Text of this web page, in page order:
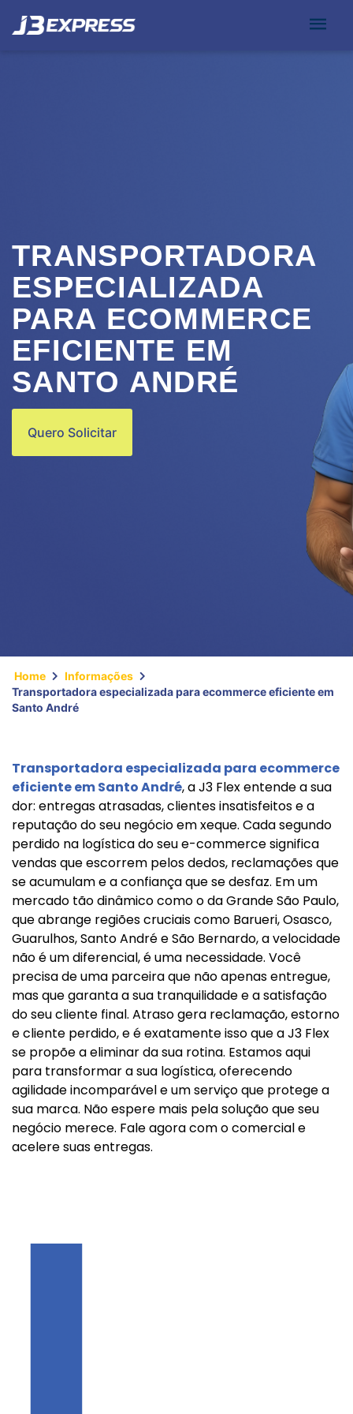
TRANSPORTADORA
ESPECIALIZADA
PARA ECOMMERCE
EFICIENTE EM
SANTO ANDRÉ
Quero Solicitar
Home
Informações
Transportadora especializada para ecommerce eficiente em
Santo André
Transportadora especializada para ecommerce
eficiente em Santo André, a J3 Flex entende a sua
dor: entregas atrasadas, clientes insatisfeitos e a
reputação do seu negócio em xeque. Cada segundo
perdido na logística do seu e-commerce significa
vendas que escorrem pelos dedos, reclamações que
se acumulam e a confiança que se desfaz. Em um
mercado tão dinâmico como o da Grande São Paulo,
que abrange regiões cruciais como Barueri, Osasco,
Guarulhos, Santo André e São Bernardo, a velocidade
não é um diferencial, é uma necessidade. Você
precisa de uma parceira que não apenas entregue,
mas que garanta a sua tranquilidade e a satisfação
do seu cliente final. Atraso gera reclamação, estorno
e cliente perdido, e é exatamente isso que a J3 Flex
se propõe a eliminar da sua rotina. Estamos aqui
para transformar a sua logística, oferecendo
agilidade incomparável e um serviço que protege a
sua marca. Não espere mais pela solução que seu
negócio merece. Fale agora com o comercial e
acelere suas entregas.